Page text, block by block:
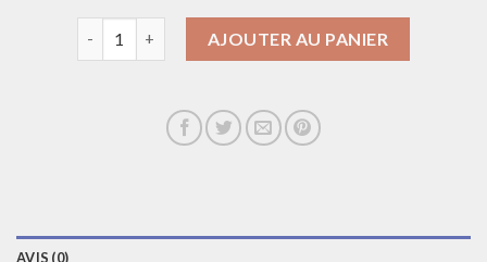
AJOUTER AU PANIER
AVIS (0)